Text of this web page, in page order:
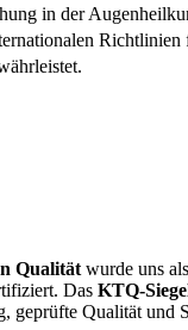
in der
Qualität wurde uns
Das KTQ-
geprüfte Qualität und